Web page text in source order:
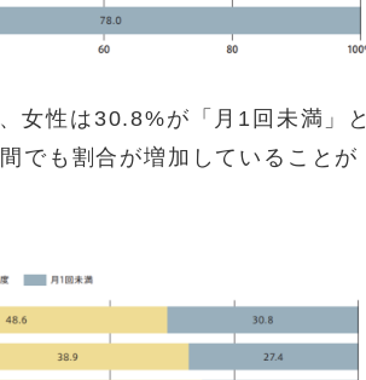
女性は30.8%が「月1回未満」と
でも割合が増加していることが